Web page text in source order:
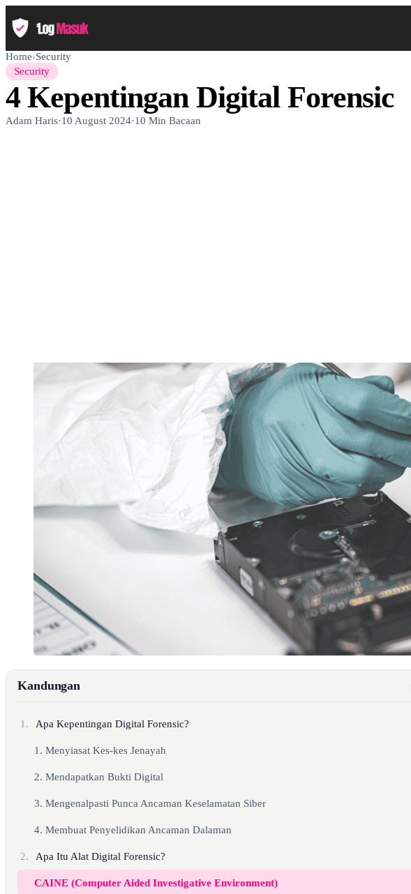
Home›Security
Security
4 Kepentingan Digital Forensic
Adam Haris·10 August 2024·10 Min Bacaan
Kandungan
1. Apa Kepentingan Digital Forensic?
1. Menyiasat Kes-kes Jenayah
2. Mendapatkan Bukti Digital
3. Mengenalpasti Punca Ancaman Keselamatan Siber
4. Membuat Penyelidikan Ancaman Dalaman
2. Apa Itu Alat Digital Forensic?
CAINE (Computer Aided Investigative Environment)